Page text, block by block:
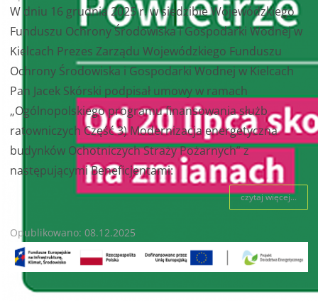
W dniu 16 grudnia 2025 r. w siedzibie Wojewódzkiego
Funduszu Ochrony Środowiska i Gospodarki Wodnej w
Kielcach Prezes Zarządu Wojewódzkiego Funduszu
Ochrony Środowiska i Gospodarki Wodnej w Kielcach
Pan Jacek Skórski podpisał umowy w ramach
„Ogólnopolskiego programu finansowania służb
ratowniczych Część 3) Modernizacja energetyczna
budynków Ochotniczych Straży Pożarnych” z
następującymi Beneficjentami:
czytaj więcej...
Opublikowano: 08.12.2025